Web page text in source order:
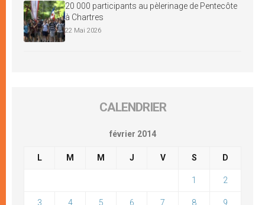
20 000 participants au pèlerinage de Pentecôte
à Chartres
22 Mai 2026
CALENDRIER
février 2014
L M M J V S D
1 2
3 4 5 6 7 8 9